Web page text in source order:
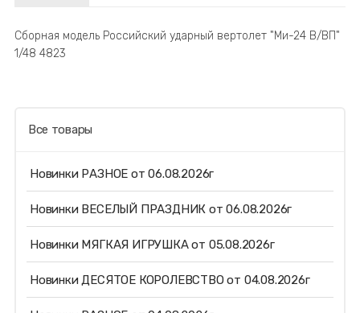
Сборная модель Российский ударный вертолет "Ми-24 В/ВП"
1/48 4823
Все товары
Новинки РАЗНОЕ от 06.08.2026г
Новинки ВЕСЕЛЫЙ ПРАЗДНИК от 06.08.2026г
Новинки МЯГКАЯ ИГРУШКА от 05.08.2026г
Новинки ДЕСЯТОЕ КОРОЛЕВСТВО от 04.08.2026г